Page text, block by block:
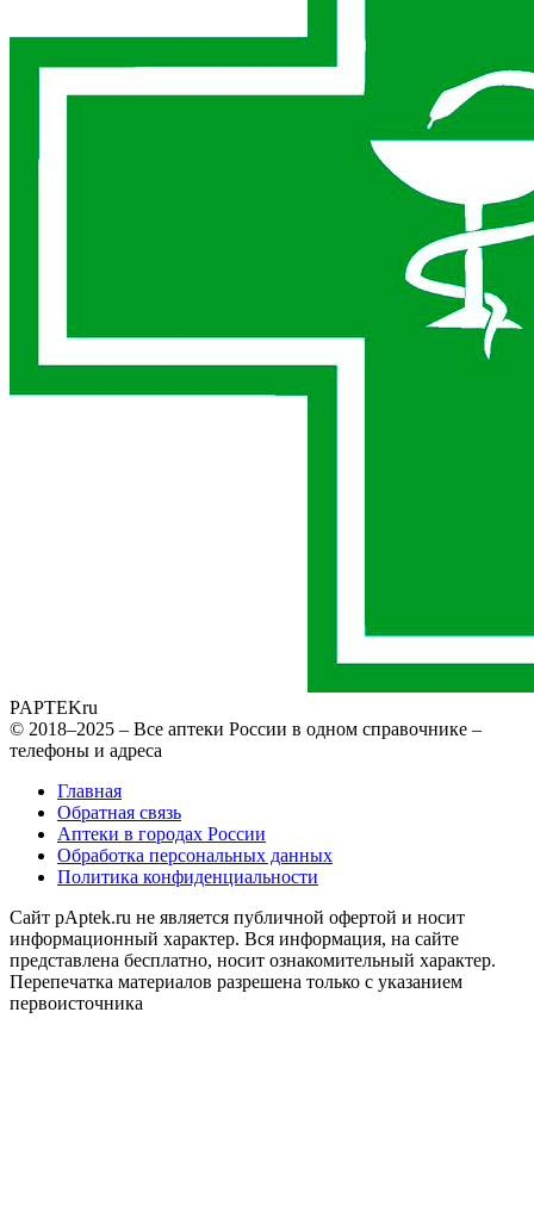
PAPTEKru
© 2018–2025 – Все аптеки России в одном справочнике –
телефоны и адреса
Главная
Обратная связь
Аптеки в городах России
Обработка персональных данных
Политика конфиденциальности
Сайт pAptek.ru не является публичной офертой и носит
информационный характер. Вся информация, на сайте
представлена бесплатно, носит ознакомительный характер.
Перепечатка материалов разрешена только с указанием
первоисточника